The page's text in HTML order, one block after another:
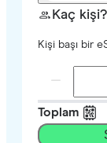
Kaç kişi?
Kişi başı bir
Toplam